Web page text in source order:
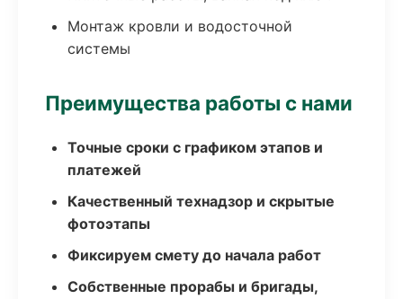
Монтаж кровли и водосточной
системы
Преимущества работы с нами
Точные сроки с графиком этапов и
платежей
Качественный технадзор и скрытые
фотоэтапы
Фиксируем смету до начала работ
Собственные прорабы и бригады,